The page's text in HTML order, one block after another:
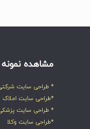
مشاهده
* طراحی سایت
*طراحی سایت املاک
* طراحی سایت
*طراحی سایت وکلا